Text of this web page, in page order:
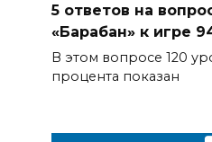
5 ответов на
«Барабан» к игре
В этом вопросе 120
процента показан